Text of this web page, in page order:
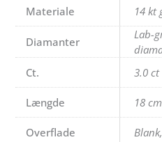
Materiale 14 kt
Diamanter
Lab-
Ct.
3.0 ct
Længde 18
Overflade